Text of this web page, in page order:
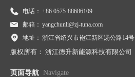
电话： +86 0575-88686109
邮箱： yangchunli@zj-tuna.com
地址： 浙江省绍兴市袍江新区汤公路14号
版权所有： 浙江德升新能源科技有限公司
页面导航 Navigate